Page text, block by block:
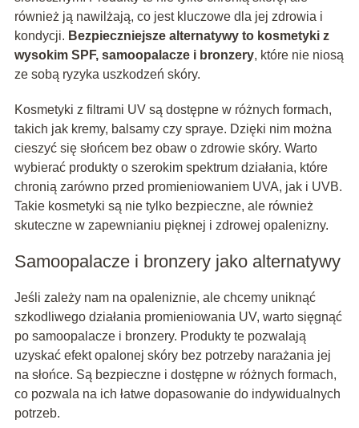
również ją nawilżają, co jest kluczowe dla jej zdrowia i
kondycji. Bezpieczniejsze alternatywy to kosmetyki z
wysokim SPF, samoopalacze i bronzery, które nie niosą
ze sobą ryzyka uszkodzeń skóry.
Kosmetyki z filtrami UV są dostępne w różnych formach,
takich jak kremy, balsamy czy spraye. Dzięki nim można
cieszyć się słońcem bez obaw o zdrowie skóry. Warto
wybierać produkty o szerokim spektrum działania, które
chronią zarówno przed promieniowaniem UVA, jak i UVB.
Takie kosmetyki są nie tylko bezpieczne, ale również
skuteczne w zapewnianiu pięknej i zdrowej opalenizny.
Samoopalacze i bronzery jako alternatywy
Jeśli zależy nam na opaleniznie, ale chcemy uniknąć
szkodliwego działania promieniowania UV, warto sięgnąć
po samoopalacze i bronzery. Produkty te pozwalają
uzyskać efekt opalonej skóry bez potrzeby narażania jej
na słońce. Są bezpieczne i dostępne w różnych formach,
co pozwala na ich łatwe dopasowanie do indywidualnych
potrzeb.